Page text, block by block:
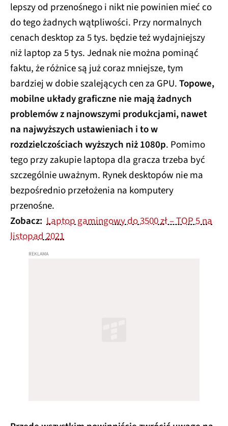
lepszy od przenośnego i nikt nie powinien mieć co
do tego żadnych wątpliwości. Przy normalnych
cenach desktop za 5 tys. będzie też wydajniejszy
niż laptop za 5 tys. Jednak nie można pominąć
faktu, że różnice są już coraz mniejsze, tym
bardziej w dobie szalejących cen za GPU.Topowe,
mobilne układy graficzne nie mają żadnych
problemów z najnowszymi produkcjami, nawet
na najwyższych ustawieniach i to w
rozdzielczościach wyższych niż 1080p. Pomimo
tego przy zakupie laptopa dla gracza trzeba być
szczególnie uważnym. Rynek desktopów nie ma
bezpośrednio przełożenia na komputery
przenośne.
Zobacz: Laptop gamingowy do 3500 zł – TOP 5 na
listopad 2021